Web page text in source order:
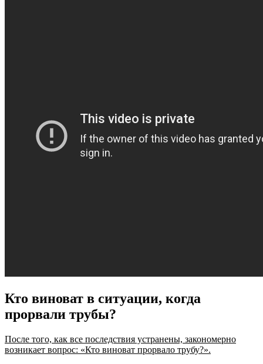
Кто виноват в ситуации, когда
прорвали трубы?
После того, как все последствия устранены, закономерно
возникает вопрос: «Кто виноват прорвало трубу?».